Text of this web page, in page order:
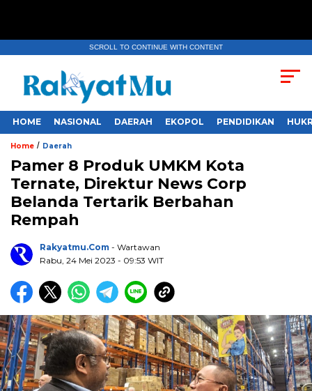
SCROLL TO CONTINUE WITH CONTENT
HOME NASIONAL DAERAH EKOPOL PENDIDIKAN
Home / Daerah
Pamer 8 Produk UMKM Kota
Ternate, Direktur News Corp
Belanda Tertarik Berbahan
Rempah
Rakyatmu.com - Wartawan
Rabu, 24 Mei 2023 - 09:53 WIT